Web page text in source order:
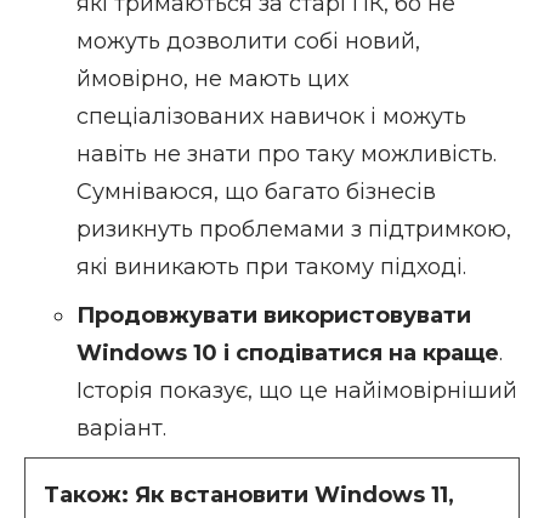
можуть дозволити собі новий,
ймовірно, не мають цих
спеціалізованих навичок і можуть
навіть не знати про таку можливість.
Сумніваюся, що багато бізнесів
ризикнуть проблемами з підтримкою,
які виникають при такому підході.
Продовжувати використовувати
Windows 10 і сподіватися на краще.
Історія показує, що це найімовірніший
варіант.
Також: Як встановити Windows 11,